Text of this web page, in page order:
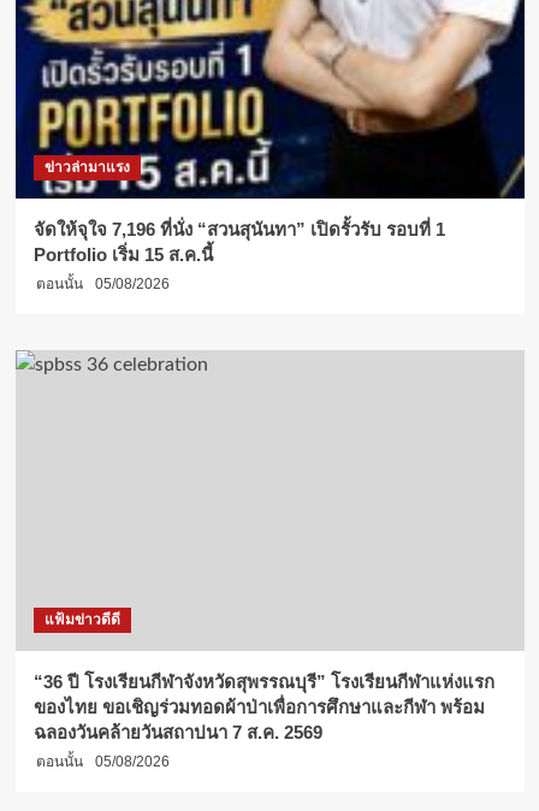
ข่าวล่ามาแรง
จัดให้จุใจ 7,196 ที่นั่ง “สวนสุนันทา” เปิดรั้วรับ รอบที่ 1
Portfolio เริ่ม 15 ส.ค.นี้
ตอนนั้น 05/08/2026
แฟ้มข่าวดีดี
“36 ปี โรงเรียนกีฬาจังหวัดสุพรรณบุรี” โรงเรียนกีฬาแห่งแรก
ของไทย ขอเชิญร่วมทอดผ้าป่าเพื่อการศึกษาและกีฬา พร้อม
ฉลองวันคล้ายวันสถาปนา 7 ส.ค. 2569
ตอนนั้น 05/08/2026